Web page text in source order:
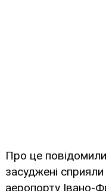
Про це
засуджені
аеропорту Івано-